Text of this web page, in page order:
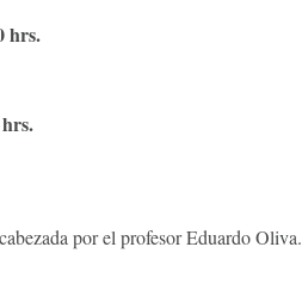
hrs.
por el profesor Eduardo Oliva.